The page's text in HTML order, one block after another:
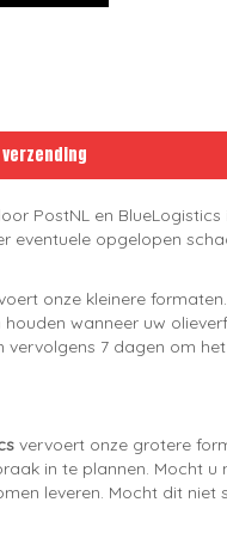
PostNL en
eventuele opgelopen
onze kleinere
houden wanneer uw
vervolgens 7 dagen om
vervoert onze grotere
in te plannen. Mocht
leveren. Mocht dit niet